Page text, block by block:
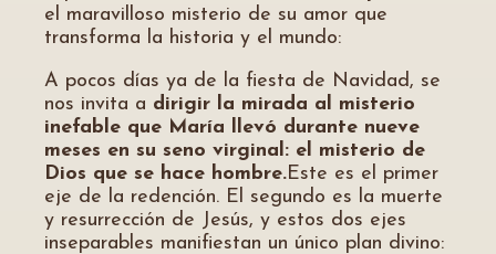
el maravilloso misterio de su amor que
transforma la historia y el mundo:
A pocos días ya de la fiesta de Navidad, se
nos invita a dirigir la mirada al misterio
inefable que María llevó durante nueve
meses en su seno virginal: el misterio de
Dios que se hace hombre.Este es el primer
eje de la redención. El segundo es la muerte
y resurrección de Jesús, y estos dos ejes
inseparables manifiestan un único plan divino: